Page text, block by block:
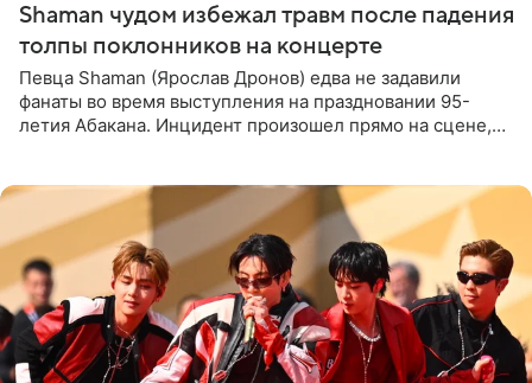
Shaman чудом избежал травм после падения
толпы поклонников на концерте
Певца Shaman (Ярослав Дронов) едва не задавили
фанаты во время выступления на праздновании 95-
летия Абакана. Инцидент произошел прямо на сцене,